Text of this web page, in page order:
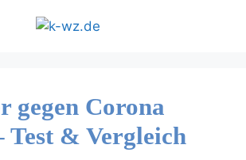
gegen Corona
Test & Vergleich